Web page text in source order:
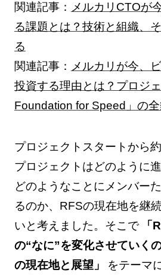
関連記事： メルカリCTOが
る課題とは？技術と組織、
る
関連記事： メルカリが今、
投資する理由とは？プロジ
Foundation for Speed」の
プロジェクトスタートから
プロジェクトはどのように
どのようなことにメンバー
るのか、RFSの現在地を継
いと考えました。そこで
「
の“なに”を変化させていく
の現在地と展望」
をテーマ